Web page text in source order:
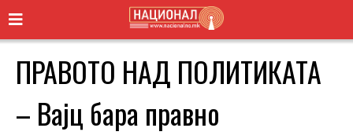
ПРАВОТО НАД ПОЛИТИКАТА
– Вајц бара правно